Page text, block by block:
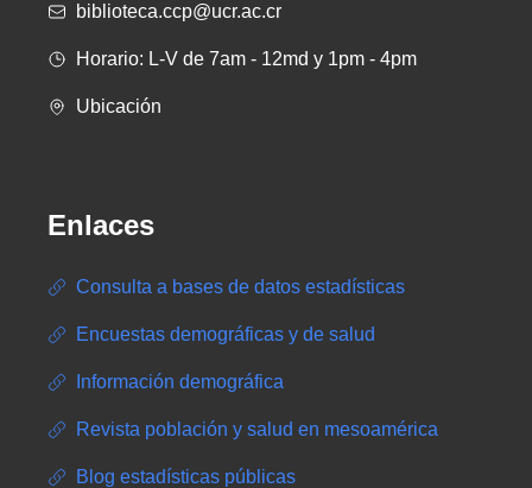
biblioteca.ccp@ucr.ac.cr
Horario: L-V de 7am - 12md y 1pm - 4pm
Ubicación
Enlaces
Consulta a bases de datos estadísticas
Encuestas demográficas y de salud
Información demográfica
Revista población y salud en mesoamérica
Blog estadísticas públicas